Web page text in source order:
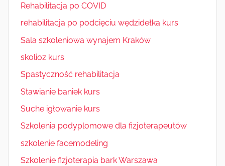
Rehabilitacja po COVID
rehabilitacja po podcięciu wędzidełka kurs
Sala szkoleniowa wynajem Kraków
skolioz kurs
Spastyczność rehabilitacja
Stawianie baniek kurs
Suche igłowanie kurs
Szkolenia podyplomowe dla fizjoterapeutów
szkolenie facemodeling
Szkolenie fizjoterapia bark Warszawa